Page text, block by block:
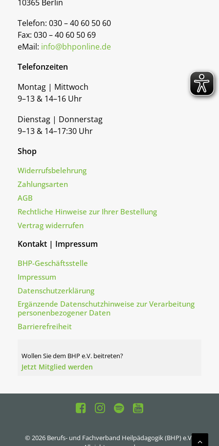
10365 Berlin
Telefon: 030 – 40 60 50 60
Fax: 030 – 40 60 50 69
eMail: info@bhponline.de
Telefonzeiten
Montag | Mittwoch
9–13 & 14–16 Uhr
Dienstag | Donnerstag
9–13 & 14–17:30 Uhr
Shop
Widerrufsbelehrung
Zahlungsarten
AGB
Rechtliche Hinweise zur Ihrer Bestellung
Vertrag widerrufen
Kontakt | Impressum
BHP-Geschäftsstelle
Impressum
Datenschutzerklärung
Ergänzende Datenschutzhinweise zur Verarbeitung
personenbezogener Daten
Barrierefreiheit
Wollen Sie dem BHP e.V. beitreten?
Jetzt Mitglied werden
© 2026 Berufs- und Fachverband Heilpädagogik (BHP) e.V..